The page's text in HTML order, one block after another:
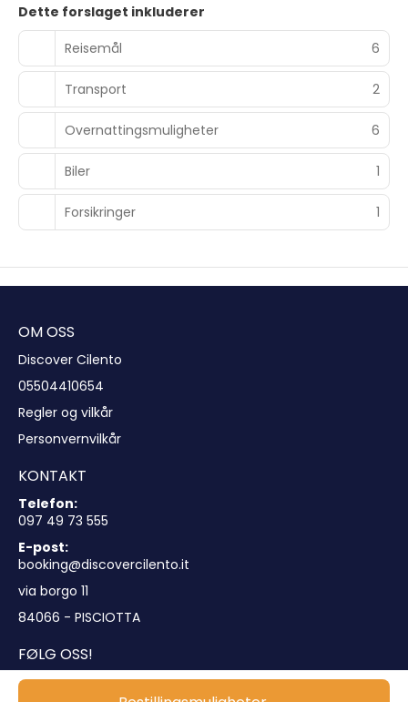
Dette forslaget inkluderer
Reisemål
6
Transport 2
Overnattingsmuligheter 6
Biler 1
Forsikringer 1
OM OSS
Discover Cilento
05504410654
Regler og vilkår
Personvernvilkår
KONTAKT
Telefon:
097 49 73 555
E-post:
booking@discovercilento.it
via borgo 11
84066 - PISCIOTTA
FØLG OSS!